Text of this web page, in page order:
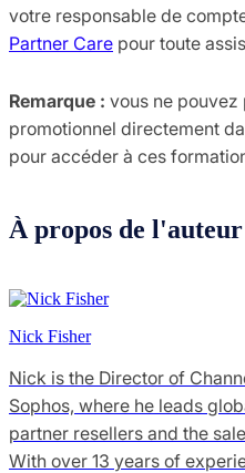
votre responsable de
Partner Care pour toute
Remarque : vous ne
promotionnel directement
pour accéder à ces
À propos de l'auteur
Nick Fisher
Nick is the Director of
Sophos, where he leads
partner resellers and the
With over 13 years of